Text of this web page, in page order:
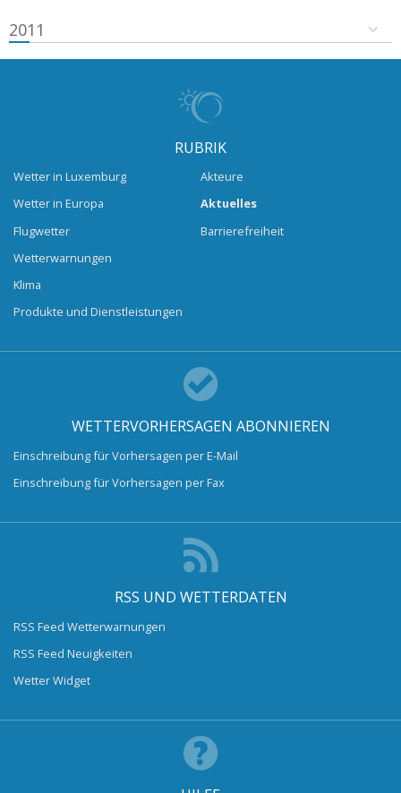
2011
RUBRIK
Wetter in Luxemburg
Wetter in Europa
Flugwetter
Wetterwarnungen
Klima
Produkte und Dienstleistungen
Akteure
Aktuelles
Barrierefreiheit
WETTERVORHERSAGEN ABONNIEREN
Einschreibung für Vorhersagen per E-Mail
Einschreibung für Vorhersagen per Fax
RSS UND WETTERDATEN
RSS Feed Wetterwarnungen
RSS Feed Neuigkeiten
Wetter Widget